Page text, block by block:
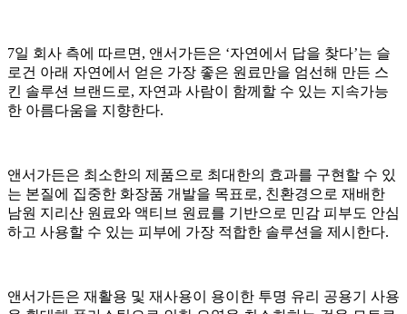
7일 회사 측에 따르면, 앤서가든은 ‘자연에서 답을 찾다’는 슬
로건 아래 자연에서 얻은 가장 좋은 원료만을 엄선해 만든 스
킨 솔루션 브랜드로, 자연과 사람이 함께할 수 있는 지속가능
한 아름다움을 지향한다.
앤서가든은 최소한의 제품으로 최대한의 효과를 구현할 수 있
는 본질에 집중한 화장품 개발을 목표로, 친환경으로 재배한
남원 지리산 원료와 액티브 원료를 기반으로 민감 피부도 안심
하고 사용할 수 있는 피부에 가장 적합한 솔루션을 제시한다.
앤서가든은 재활용 및 재사용이 용이한 투명 유리 공용기 사용